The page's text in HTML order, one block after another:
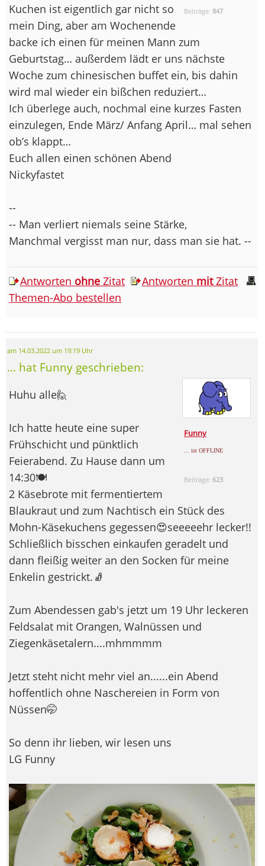
Beiträge:847
Kuchen ist eigentlich gar nicht so
mein Ding, aber am Wochenende
backe ich einen für meinen Mann zum
Geburtstag… außerdem lädt er uns nächste
Woche zum chinesischen buffet ein, bis dahin
wird mal wieder ein bißchen reduziert…
Ich überlege auch, nochmal eine kurzes Fasten
einzulegen, Ende März/ Anfang April… mal sehen
ob’s klappt…
Euch allen einen schönen Abend
Nickyfastet
--
-- Man verliert niemals seine Stärke,
Manchmal vergisst man nur, dass man sie hat. --
Antworten ohne Zitat Antworten mitZitat
Themen-Abo bestellen
am 14.03.2022 um 19:19 Uhr
... hat Funny geschrieben:
Funny
... ist OFFLINE
Beiträge: 623
Huhu alle🙋
Ich hatte heute eine super
Frühschicht und pünktlich
Feierabend. Zu Hause dann um
14:30🍽️
2 Käsebrote mit fermentiertem
Blaukraut und zum Nachtisch ein Stück des
Mohn-Käsekuchens gegessen😍seeeeehr lecker!!
Schließlich bisschen einkaufen geradelt und
dann fleißig weiter an den Socken für meine
Enkelin gestrickt.🧦
Zum Abendessen gab's jetzt um 19 Uhr leckeren
Feldsalat mit Orangen, Walnüssen und
Ziegenkäsetalern....mhmmmm
Jetzt steht nicht mehr viel an......ein Abend
hoffentlich ohne Naschereien in Form von
Nüssen🤭
So denn ihr lieben, wir lesen uns
LG Funny